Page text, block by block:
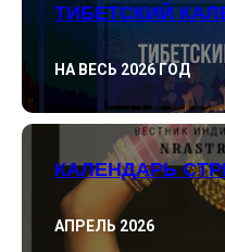
ТИБЕТСКИЙ
НА ВЕСЬ 2026 ГОД
КАЛЕНДАРЬ
АПРЕЛЬ 2026